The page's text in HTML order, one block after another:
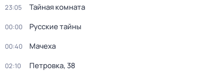
23:05 Тайная комната
00:00 Русские тайны
00:40 Мачеха
02:10 Петровка, 38